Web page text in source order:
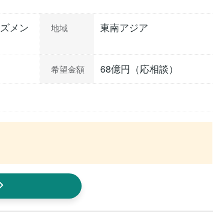
メン
地域 東南アジア
希望金額 68億円（応相談）